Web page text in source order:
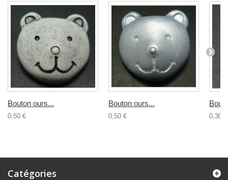
Bouton ours...
0,50 €
Bouton ours...
0,50 € 0,30 €
Catégories